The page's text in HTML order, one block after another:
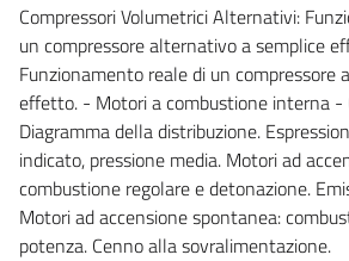
Compressori Volumetrici Alternativi:
un compressore alternativo a semplice
Funzionamento reale di un compressore
effetto. - Motori a combustione interna -
Diagramma della distribuzione.
indicato, pressione media. Motori ad
combustione regolare e detonazione.
Motori ad accensione spontanea:
potenza. Cenno alla sovralimentazione.